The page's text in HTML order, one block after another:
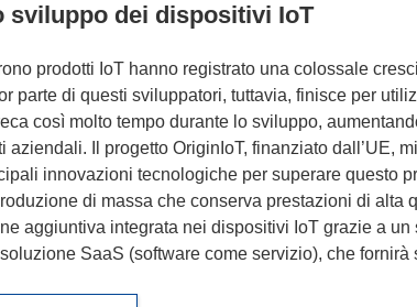
sviluppo dei dispositivi IoT
prodotti IoT hanno registrato una colossale
parte di questi sviluppatori, tuttavia, finisce per
così molto tempo durante lo sviluppo,
aziendali. Il progetto OriginIoT, finanziato dall’UE,
innovazioni tecnologiche per superare questo
di massa che conserva prestazioni di
aggiuntiva integrata nei dispositivi IoT grazie a
SaaS (software come servizio), che